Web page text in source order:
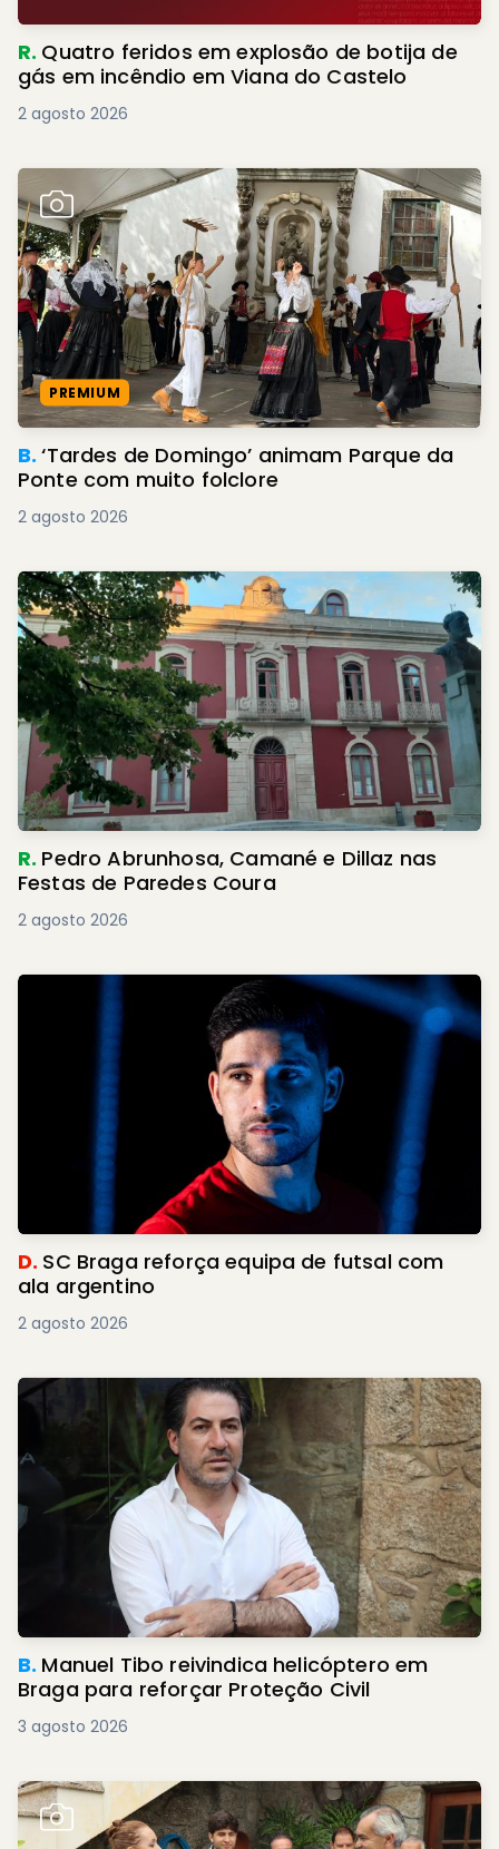
R. Quatro feridos em explosão de botija de
gás em incêndio em Viana do Castelo
2 agosto 2026
PREMIUM
B.‘Tardes de Domingo’ animam Parque da
Ponte com muito folclore
2 agosto 2026
R. Pedro Abrunhosa, Camané e Dillaz nas
Festas de Paredes Coura
2 agosto 2026
D. SC Braga reforça equipa de futsal com
ala argentino
2 agosto 2026
B. Manuel Tibo reivindica helicóptero em
Braga para reforçar Proteção Civil
3 agosto 2026